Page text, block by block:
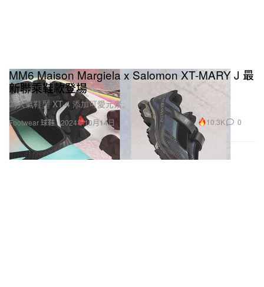
Footwear 球鞋
MM6 Maison Margiela x Salomon XT-MARY J 最
新聯乘鞋款登場
為人氣鞋型 XT-4 添加可愛元素。
2024年10月14日 10.3K 0